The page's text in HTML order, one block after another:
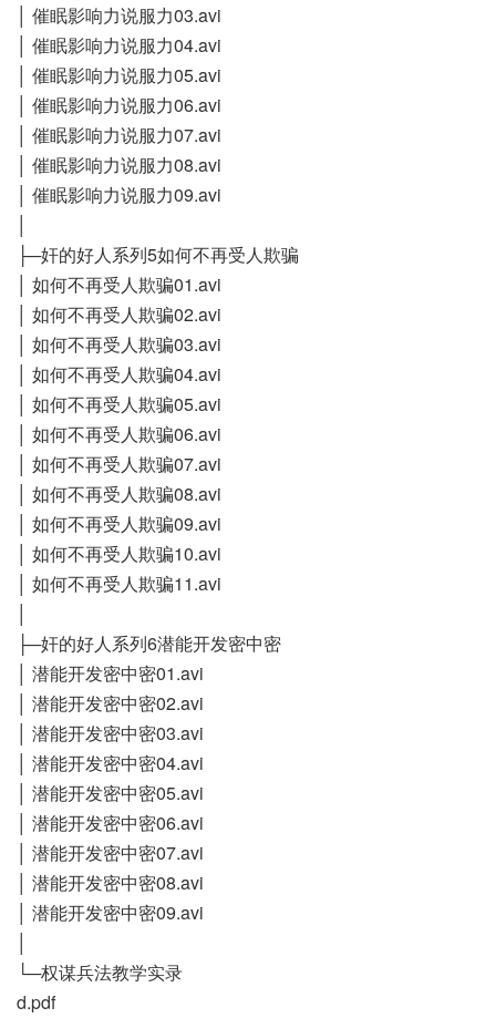
│ 催眠影响力说服力03.avi
│ 催眠影响力说服力04.avi
│ 催眠影响力说服力05.avi
│ 催眠影响力说服力06.avi
│ 催眠影响力说服力07.avi
│ 催眠影响力说服力08.avi
│ 催眠影响力说服力09.avi
├─奸的好人系列5如何不再受人欺骗
│ 如何不再受人欺骗01.avi
│ 如何不再受人欺骗02.avi
│ 如何不再受人欺骗03.avi
│ 如何不再受人欺骗04.avi
│ 如何不再受人欺骗05.avi
│ 如何不再受人欺骗06.avi
│ 如何不再受人欺骗07.avi
│ 如何不再受人欺骗08.avi
│ 如何不再受人欺骗09.avi
│ 如何不再受人欺骗10.avi
│ 如何不再受人欺骗11.avi
├─奸的好人系列6潜能开发密中密
│ 潜能开发密中密01.avi
│ 潜能开发密中密02.avi
│ 潜能开发密中密03.avi
│ 潜能开发密中密04.avi
│ 潜能开发密中密05.avi
│ 潜能开发密中密06.avi
│ 潜能开发密中密07.avi
│ 潜能开发密中密08.avi
│ 潜能开发密中密09.avi
└─权谋兵法教学实录
d.pdf